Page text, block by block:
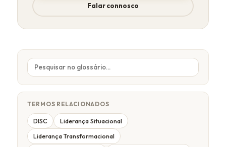
Falar connosco
TERMOS RELACIONADOS
DISC Liderança Situacional
Liderança Transformacional